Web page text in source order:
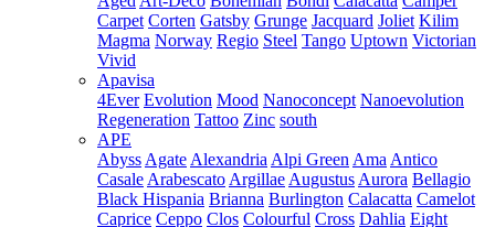
Carpet Corten Gatsby Grunge Jacquard Joliet Kilim
Magma Norway Regio Steel Tango Uptown Victorian
Vivid
Apavisa
4Ever Evolution Mood Nanoconcept Nanoevolution
Regeneration Tattoo Zinc south
APE
Abyss Agate Alexandria Alpi Green Ama Antico
Casale Arabescato Argillae Augustus Aurora Bellagio
Black Hispania Brianna Burlington Calacatta Camelot
Caprice Ceppo Clos Colourful Cross Dahlia Eight